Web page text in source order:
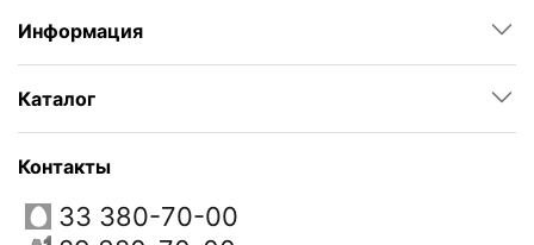
Информация
Каталог
Контакты
33 380-70-00